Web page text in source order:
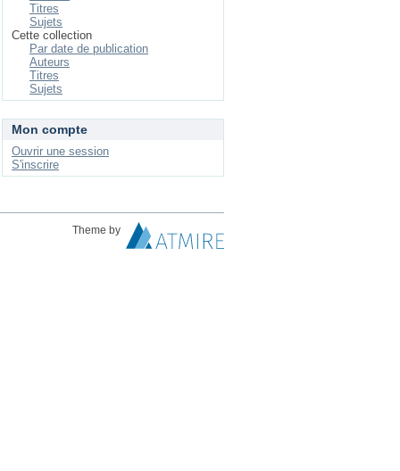
Titres
Sujets
Cette collection
Par date de publication
Auteurs
Titres
Sujets
Mon compte
Ouvrir une session
S'inscrire
Theme by